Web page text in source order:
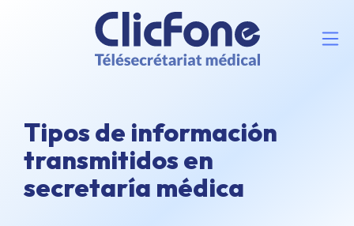
Tipos de información
transmitidos en
secretaría médica